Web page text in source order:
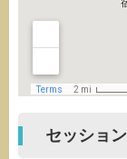
セッショ